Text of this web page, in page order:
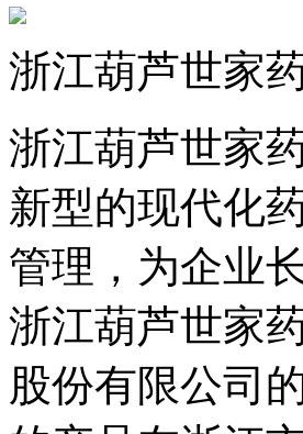
浙江葫芦世家
浙江葫芦世家
新型的现代化
管理，为企业
浙江葫芦世家
股份有限公司